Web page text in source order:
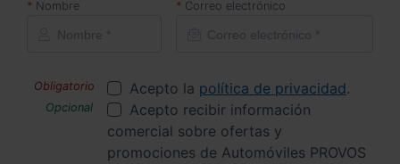
Nombre Correo electrónico
Acepto la política de privacidad.
Acepto recibir información
comercial sobre ofertas y
promociones de Automóviles PROVOS